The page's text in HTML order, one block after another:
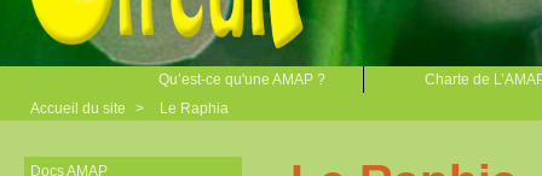
Qu’est-ce qu'une AMAP ?
Charte de
Accueil du site
> Le Raphia
Docs AMAP